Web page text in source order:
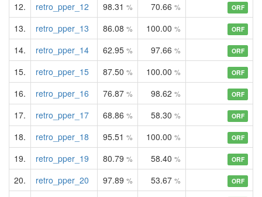
12. retro_pper_12 98.31 % 70.66 % ORF
13. retro_pper_13 86.08 % 100.00 % ORF
14. retro_pper_14 62.95 % 97.66 % ORF
15. retro_pper_15 87.50 % 100.00 % ORF
16. retro_pper_16 76.87 % 98.62 % ORF
17. retro_pper_17 68.86 % 58.30 % ORF
18. retro_pper_18 95.51 % 100.00 % ORF
19. retro_pper_19 80.79 % 58.40 % ORF
20. retro_pper_20 97.89 % 53.67 % ORF